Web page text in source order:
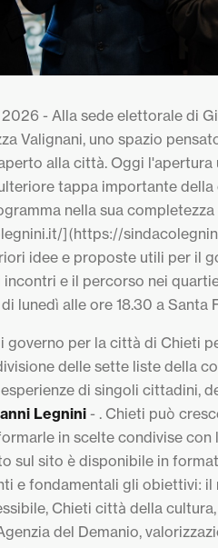
- Alla sede elettorale di
Valignani, uno spazio
alla città. Oggi
tappa importante
nella sua
](https://
idee e proposte utili per il
e il percorso nei
lunedì alle ore 18.30 a Santa
governo per la città di Chieti
delle sette liste della
di singoli cittadini,
Legnini - . Chieti può
in scelte condivise
sul sito è disponibile in
e fondamentali gli obiettivi:
Chieti città della
del Demanio,